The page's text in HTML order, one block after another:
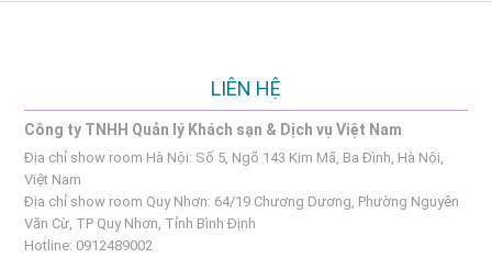
LIÊN HỆ
Công ty TNHH Quản lý Khách sạn & Dịch vụ Việt Nam
Địa chỉ show room Hà Nội: Số 5, Ngõ 143 Kim Mã, Ba Đình, Hà Nội,
Việt Nam
Địa chỉ show room Quy Nhơn: 64/19 Chương Dương, Phường Nguyên
Văn Cừ, TP Quy Nhơn, Tỉnh Bình Định
Hotline: 0912489002